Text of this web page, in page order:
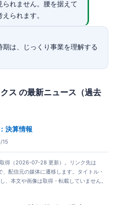
れません。腰を据えて
られます。
期は、じっくり事業を理解する
ス の最新ニュース（過去
決算情報
15
得（2026-07-28 更新）。リンク先は
配信元の媒体に遷移します。タイトル・
、本文や画像は取得・転載していません。